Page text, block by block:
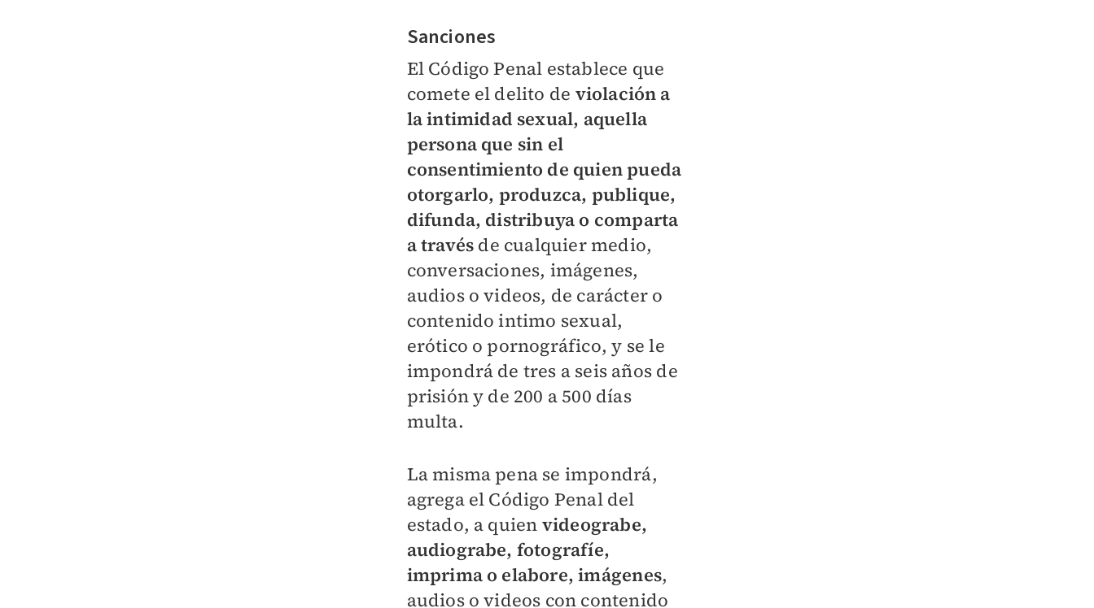
Sanciones
El Código Penal establece que
comete el delito de violación a
la intimidad sexual, aquella
persona que sin el
consentimiento de quien pueda
otorgarlo, produzca, publique,
difunda, distribuya o comparta
a través de cualquier medio,
conversaciones, imágenes,
audios o videos, de carácter o
contenido intimo sexual,
erótico o pornográfico, y se le
impondrá de tres a seis años de
prisión y de 200 a 500 días
multa.
La misma pena se impondrá,
agrega el Código Penal del
estado, a quien videograbe,
audiograbe, fotografíe,
imprima o elabore, imágenes,
audios o videos con contenido